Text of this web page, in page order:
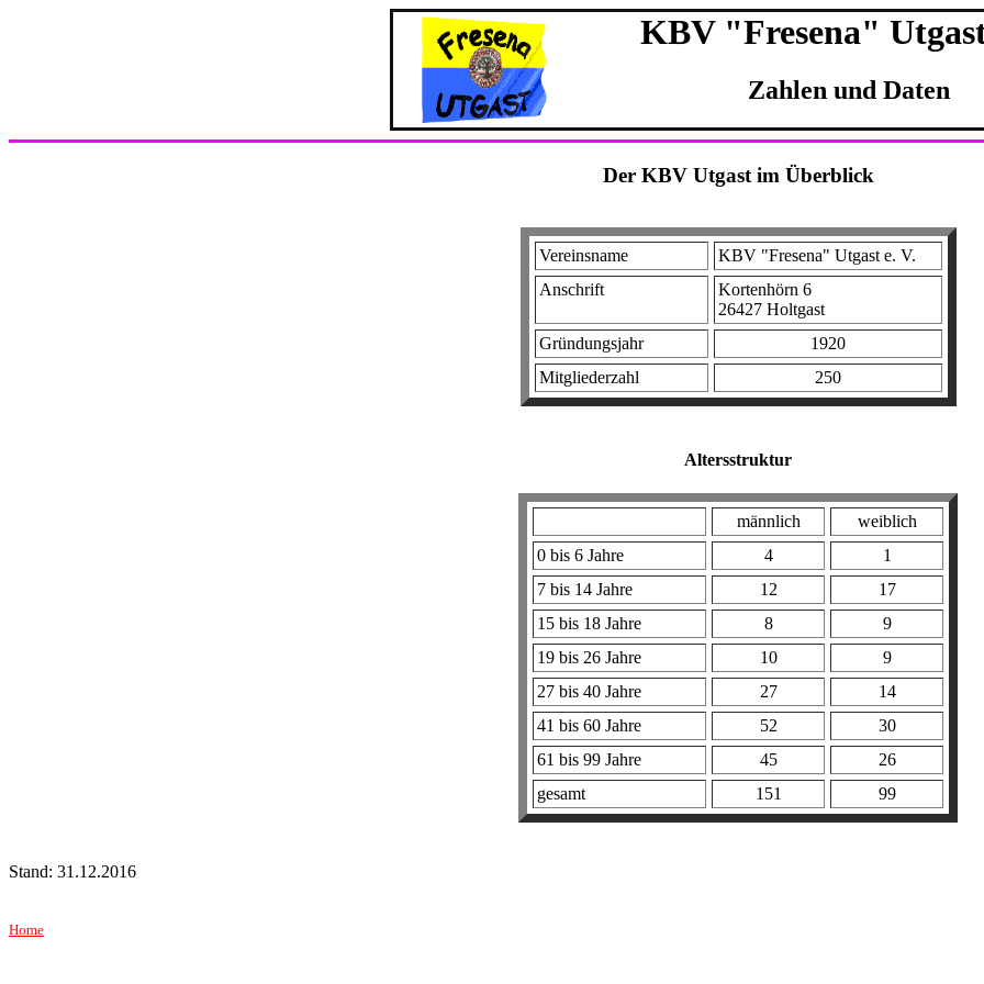
KBV "Fresena"
Zahlen und Daten
Der KBV Utgast im Überblick
Vereinsname
KBV "Fresena" Utgast e. V.
Anschrift
Kortenhörn 6
26427 Holtgast
Gründungsjahr
1920
Mitgliederzahl
250
Altersstruktur
männlich
weiblich
0 bis 6 Jahre
4
1
7 bis 14 Jahre
12
17
15 bis 18 Jahre
8
9
19 bis 26 Jahre
10
9
27 bis 40 Jahre
27
14
41 bis 60 Jahre
52
30
61 bis 99 Jahre
45
26
gesamt
151 99
Stand: 31.12.2016
Home